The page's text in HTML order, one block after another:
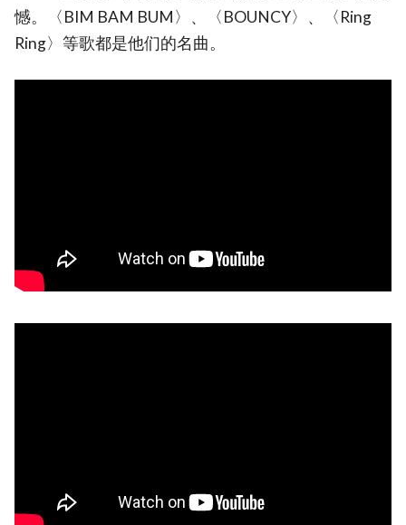
憾。〈BIM BAM BUM〉、〈BOUNCY〉、〈Ring
Ring〉等歌都是他们的名曲。